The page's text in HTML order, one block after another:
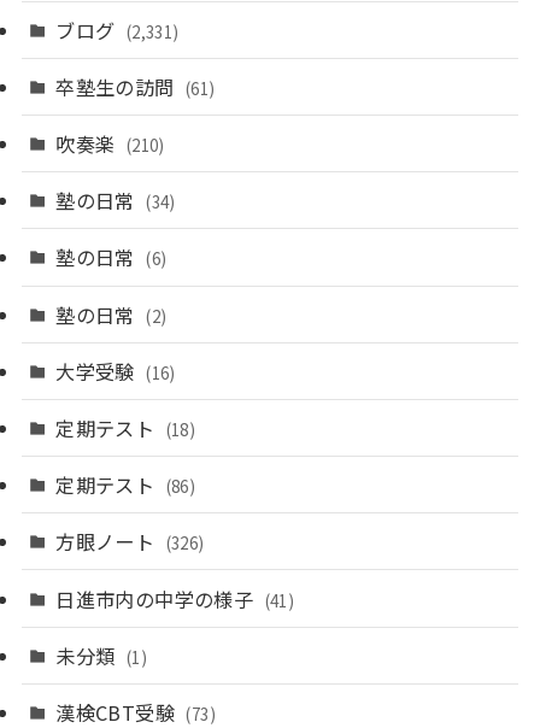
ブログ (2,331)
卒塾生の訪問 (61)
吹奏楽 (210)
塾の日常 (34)
塾の日常 (6)
塾の日常 (2)
大学受験 (16)
定期テスト (18)
定期テスト (86)
方眼ノート (326)
日進市内の中学の様子 (41)
未分類 (1)
漢検CBT受験 (73)